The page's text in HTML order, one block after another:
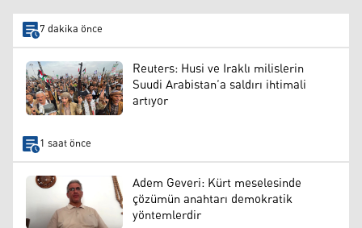
7 dakika önce
Reuters: Husi ve Iraklı milislerin
Suudi Arabistan’a saldırı ihtimali
artıyor
1 saat önce
Adem Geveri: Kürt meselesinde
çözümün anahtarı demokratik
yöntemlerdir